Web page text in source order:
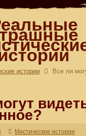
истории
Все ли
Мистические истории